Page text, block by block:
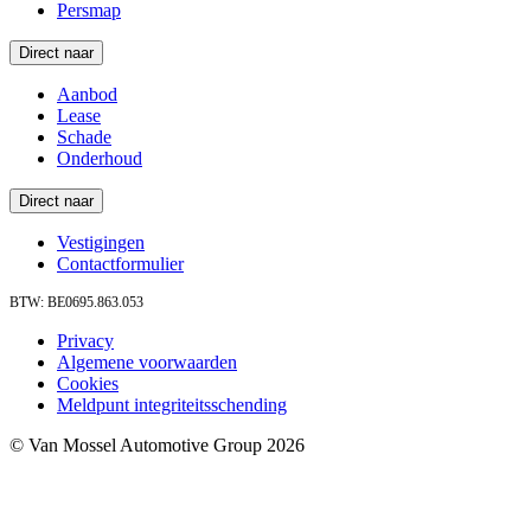
Persmap
Direct naar
Aanbod
Lease
Schade
Onderhoud
Direct naar
Vestigingen
Contactformulier
BTW: BE0695.863.053
Privacy
Algemene voorwaarden
Cookies
Meldpunt integriteitsschending
© Van Mossel Automotive Group 2026